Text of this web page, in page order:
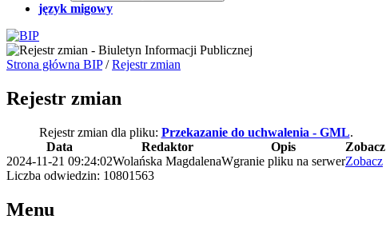
język migowy
Strona główna BIP/Rejestr zmian
Rejestr zmian
Rejestr zmian dla pliku: Przekazanie do uchwalenia - GML.
Data
Redaktor Opis
Zobacz
2024-11-21 09:24:02Wolańska MagdalenaWgranie pliku na serwerZobacz
Liczba odwiedzin: 10801563
Menu